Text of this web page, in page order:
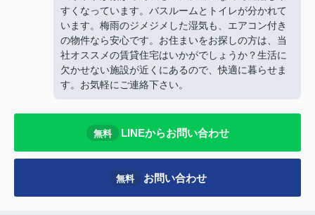
すくなっています。バスルームとトイレが分かれて
います。梅雨のジメジメした湿気も、エアコン付き
の物件なら安心です。お住まいをお探しの方は、当
社オススメの賃貸住宅はいかがでしょうか？生活に
欠かせない施設が近くにあるので、快適に暮らせま
す。お気軽にご連絡下さい。
無料 LINEからお問い合わせ
無料 お問い合わせ